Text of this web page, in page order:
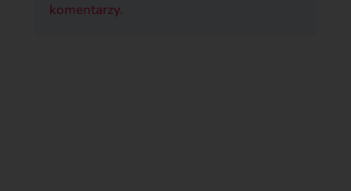
komentarzy.